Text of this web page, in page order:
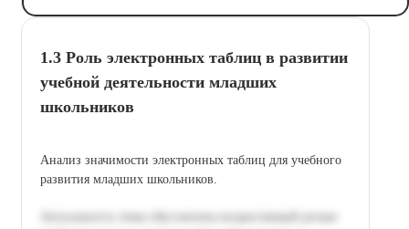
1.3 Роль электронных таблиц в развитии
учебной деятельности младших
школьников
Анализ значимости электронных таблиц для учебного
развития младших школьников.